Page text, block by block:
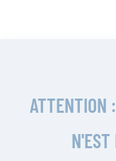
ATTENTION
N'EST